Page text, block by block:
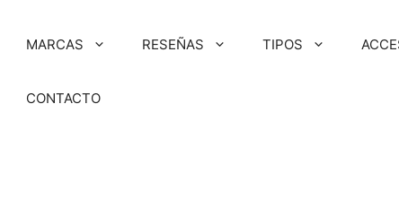
MARCAS RESEÑAS TIPOS
CONTACTO